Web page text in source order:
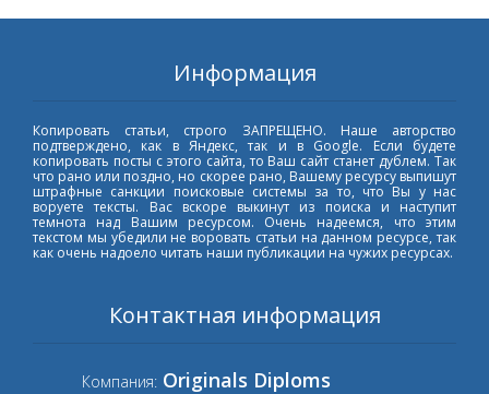
Информация
Копировать статьи, строго ЗАПРЕЩЕНО. Наше авторство
подтверждено, как в Яндекс, так и в Google. Если будете
копировать посты с этого сайта, то Ваш сайт станет дублем. Так
что рано или поздно, но скорее рано, Вашему ресурсу выпишут
штрафные санкции поисковые системы за то, что Вы у нас
воруете тексты. Вас вскоре выкинут из поиска и наступит
темнота над Вашим ресурсом. Очень надеемся, что этим
текстом мы убедили не воровать статьи на данном ресурсе, так
как очень надоело читать наши публикации на чужих ресурсах.
Контактная информация
Компания: Originals Diploms